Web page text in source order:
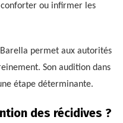
ou infirmer les
permet aux autorités
Son audition dans
étape déterminante.
des récidives ?